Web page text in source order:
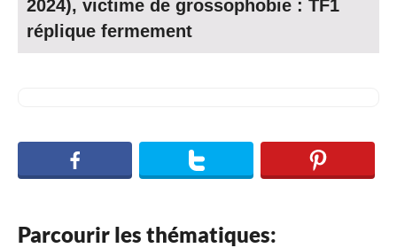
2024), victime de grossophobie : TF1
réplique fermement
Parcourir les thématiques: